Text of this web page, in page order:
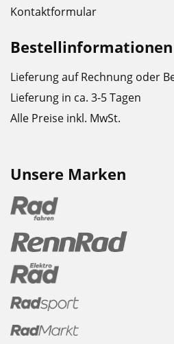
Kontaktformular
Bestellinformationen
Lieferung auf Rechnung oder
Lieferung in ca. 3-5 Tagen
Alle Preise inkl. MwSt.
Unsere Marken